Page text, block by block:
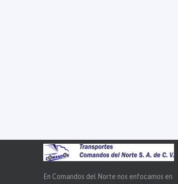
En Comandos del Norte nos enfocamos en